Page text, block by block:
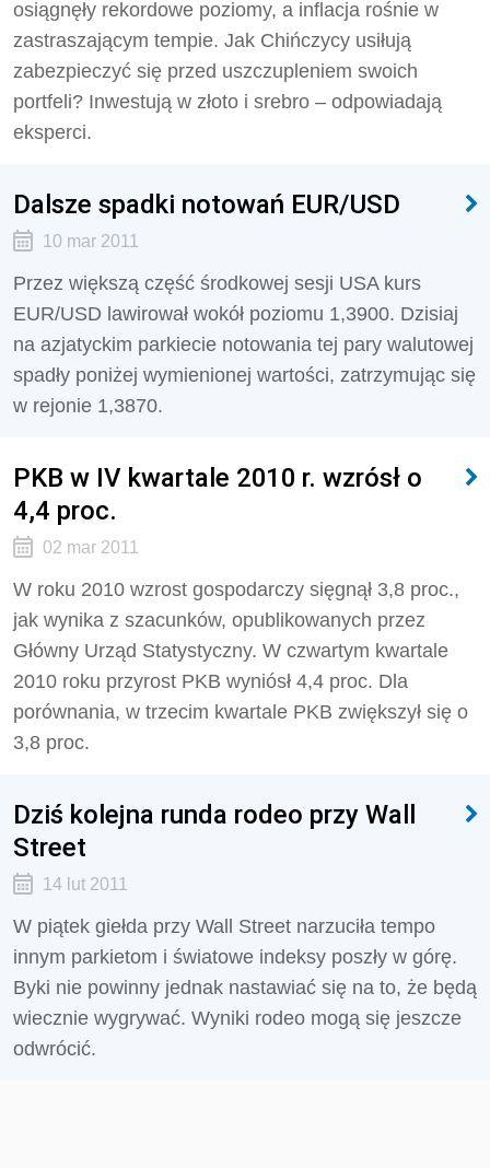
osiągnęły rekordowe poziomy, a inflacja rośnie w
zastraszającym tempie. Jak Chińczycy usiłują
zabezpieczyć się przed uszczupleniem swoich
portfeli? Inwestują w złoto i srebro – odpowiadają
eksperci.
Dalsze spadki notowań EUR/USD
10 mar 2011
Przez większą część środkowej sesji USA kurs
EUR/USD lawirował wokół poziomu 1,3900. Dzisiaj
na azjatyckim parkiecie notowania tej pary walutowej
spadły poniżej wymienionej wartości, zatrzymując się
w rejonie 1,3870.
PKB w IV kwartale 2010 r. wzrósł o
4,4 proc.
02 mar 2011
W roku 2010 wzrost gospodarczy sięgnął 3,8 proc.,
jak wynika z szacunków, opublikowanych przez
Główny Urząd Statystyczny. W czwartym kwartale
2010 roku przyrost PKB wyniósł 4,4 proc. Dla
porównania, w trzecim kwartale PKB zwiększył się o
3,8 proc.
Dziś kolejna runda rodeo przy Wall
Street
14 lut 2011
W piątek giełda przy Wall Street narzuciła tempo
innym parkietom i światowe indeksy poszły w górę.
Byki nie powinny jednak nastawiać się na to, że będą
wiecznie wygrywać. Wyniki rodeo mogą się jeszcze
odwrócić.